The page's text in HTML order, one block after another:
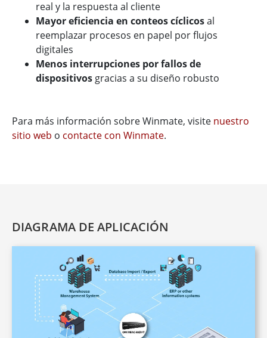
real y la respuesta al cliente
Mayor eficiencia en conteos cíclicosal
reemplazar procesos en papel por flujos
digitales
Menos interrupciones por fallos de
dispositivos gracias a su diseño robusto
Para más información sobre Winmate, visite nuestro
sitio web o contacte con Winmate.
DIAGRAMA DE APLICACIÓN